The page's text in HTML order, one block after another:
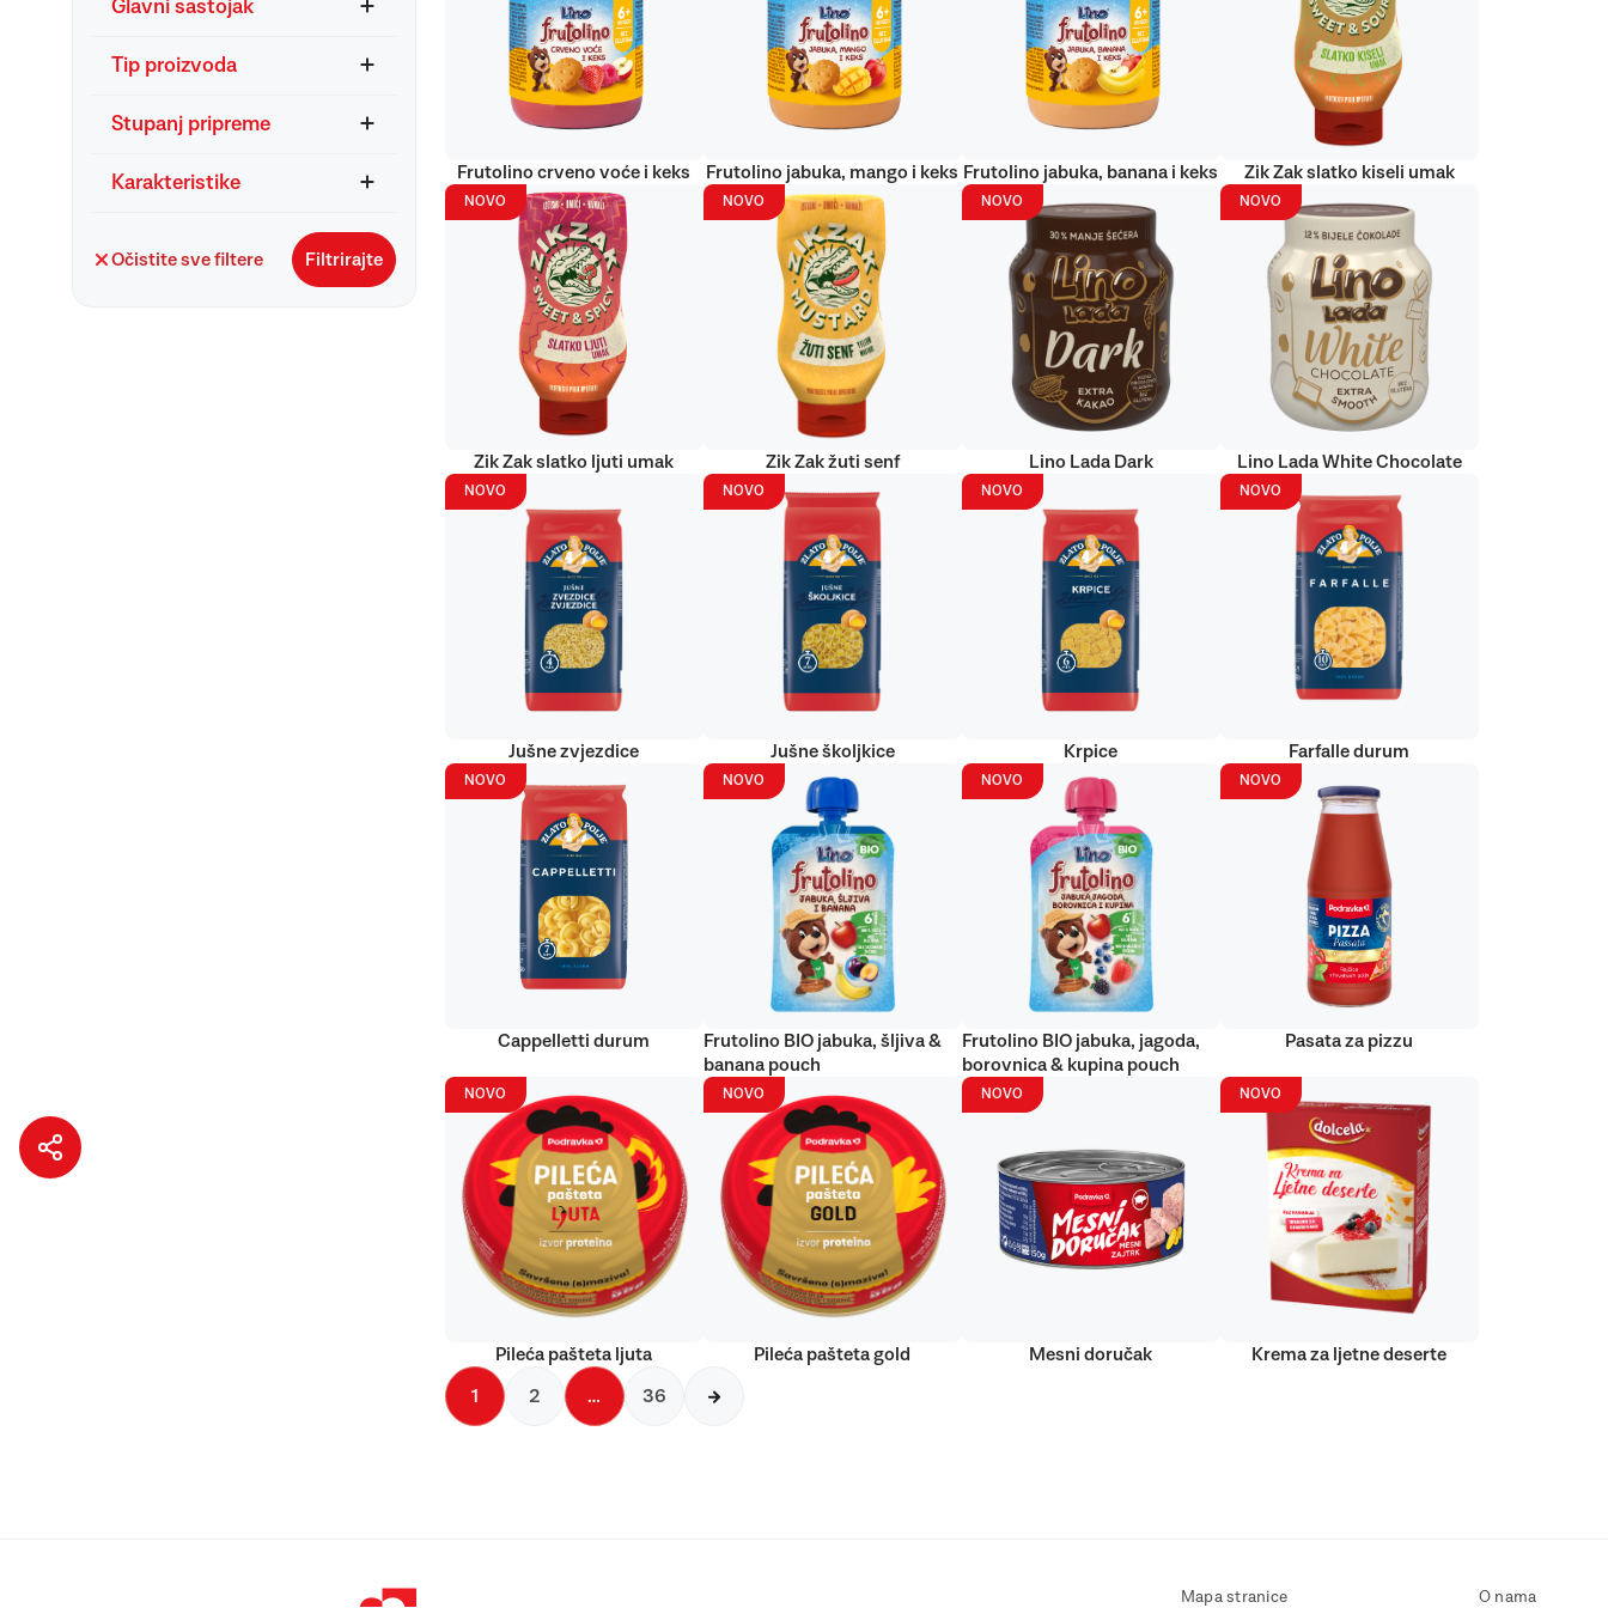
Glavni sastojak
Tip proizvoda
Stupanj pripreme
Karakteristike
Očistite sve filtere Filtrirajte
Frutolino crveno voće i keks Frutolino jabuka, mango i keks Frutolino jabuka, banana i keks Zik Zak slatko kiseli umak
NOVO
Zik Zak slatko ljuti umak
NOVO
Zik Zak žuti senf
NOVO
Lino Lada Dark
NOVO
Lino Lada White Chocolate
NOVO
Jušne zvjezdice
NOVO
Jušne školjkice
NOVO
Krpice
NOVO
Farfalle durum
NOVO
Cappelletti durum
NOVO
Frutolino BIO jabuka, šljiva &
banana pouch
NOVO
Frutolino BIO jabuka, jagoda,
borovnica & kupina pouch
NOVO
Pasata za pizzu
NOVO
Pileća pašteta ljuta
NOVO
Pileća pašteta gold
NOVO
Mesni doručak
NOVO
Krema za ljetne deserte
1 2 … 36
Mapa stranice O nama